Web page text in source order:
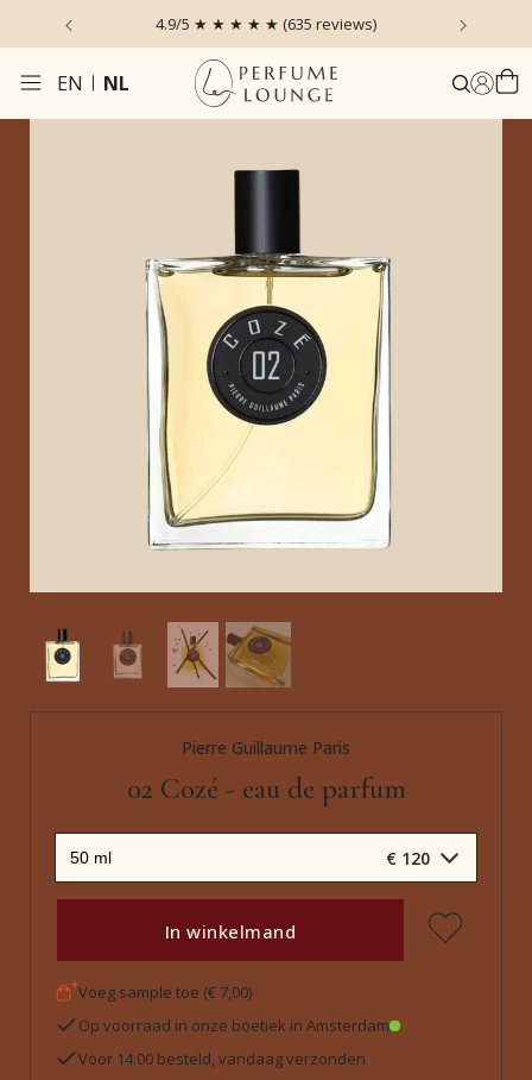
4.9/5 ★ ★ ★ ★ ★ (635 reviews)
EN NL
Pierre Guillaume Paris
02 Cozé - eau de parfum
€ 120
In winkelmand
Voeg sample toe (€ 7,00)
Op voorraad in onze boetiek in Amsterdam
Voor 14:00 besteld, vandaag verzonden